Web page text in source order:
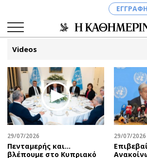
ΕΓΓΡΑΦΗ
ΚΑΤΗΓΟΡΙΕΣ ΣΥΝΔΕΣΗ
Κύπρος
Παιδεία
Υγεία
Πολιτική
Απόψεις
The Hill
Υγεία
Videos
29/07/2026
Πενταμερής και…
βλέπουμε στο Κυπριακό
29/07/2026